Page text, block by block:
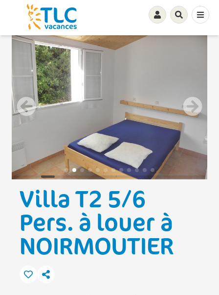
Villa T2 5/6
Pers. à louer à
NOIRMOUTIER